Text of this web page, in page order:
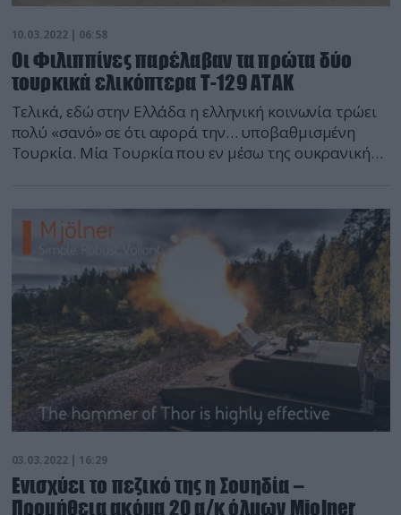
10.03.2022 | 06:58
Οι Φιλιππίνες παρέλαβαν τα πρώτα δύο
τουρκικά ελικόπτερα Τ-129 ΑΤΑΚ
Τελικά, εδώ στην Ελλάδα η ελληνική κοινωνία τρώει
πολύ «σανό» σε ότι αφορά την… υποβαθμισμένη
Τουρκία. Μία Τουρκία που εν μέσω της ουκρανικής
Φιλιππίνων παρέλαβε τα δύο πρώτα από τα έξι
τουρκικά επιθετικά ελικόπτερα ΑΤΑΚ που έχει
παραγγείλει από την Turkish Aerospace Industries
(TAI). Τα […]
03.03.2022 | 16:29
Ενισχύει το πεζικό της η Σουηδία –
Προμήθεια ακόμα 20 α/κ όλμων Mjolner